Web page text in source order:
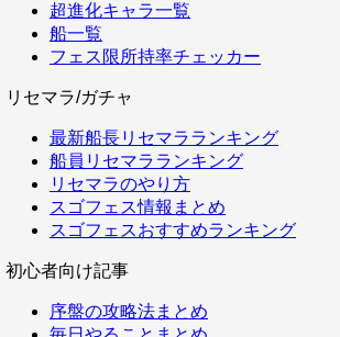
超進化キャラ一覧
船一覧
フェス限所持率チェッカー
リセマラ/ガチャ
最新船長リセマラランキング
船員リセマラランキング
リセマラのやり方
スゴフェス情報まとめ
スゴフェスおすすめランキング
初心者向け記事
序盤の攻略法まとめ